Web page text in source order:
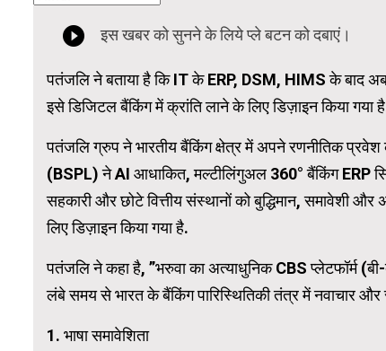
पतंजलि ने बताया है कि IT के ERP, DSM, HIMS के बाद
इसे डिजिटल बैंकिंग में क्रांति लाने के लिए डिज़ाइन किया गया
पतंजलि ग्रुप ने भारतीय बैंकिंग क्षेत्र में अपने रणनीतिक प्रवेश
(BSPL) ने AI आधाकित, मल्टीलिंगुअल 360° बैंकिंग ERP
सहकारी और छोटे वित्तीय संस्थानों को बुद्धिमान,
लिए डिज़ाइन किया गया है.
पतंजलि ने कहा है, ”भरुवा का अत्याधुनिक CBS प्लेटफॉर्म
लंबे समय से भारत के बैंकिंग पारिस्थितिकी तंत्र में नवाचार और
1. भाषा समावेशिता